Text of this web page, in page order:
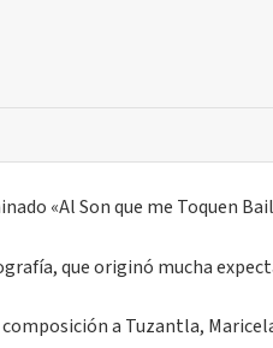
«Al Son que me Toquen
que originó mucha
a Tuzantla,